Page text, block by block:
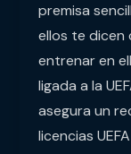
premisa
ellos te dicen
entrenar en
ligada a la
asegura un
licencias